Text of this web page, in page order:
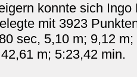
konnte sich
mit 3923
sec, 5,10 m; 9,12
m; 5:23,42 min.